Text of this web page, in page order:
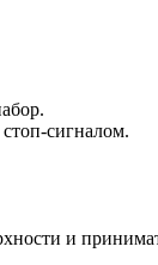
сигналом.
и